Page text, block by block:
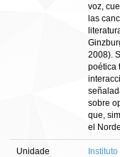
voz,
las
2008).
poética
sobre
que,
el
Unidade